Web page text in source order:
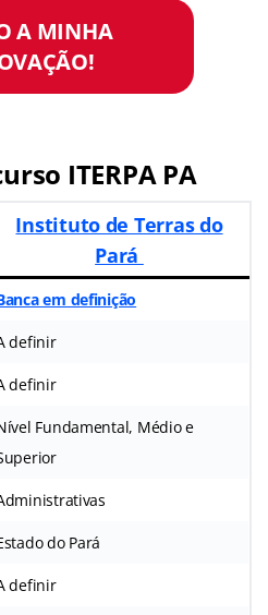
A MINHA
ITERPA PA
Instituto de Terras do
Pará
em definição
definir
definir
Fundamental, Médio e
do Pará
definir